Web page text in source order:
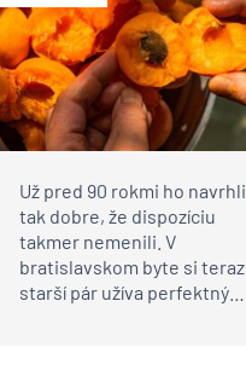
Už pred 90 rokmi ho navrhli
tak dobre, že dispozíciu
takmer nemenili. V
bratislavskom byte si teraz
starší pár užíva perfektný